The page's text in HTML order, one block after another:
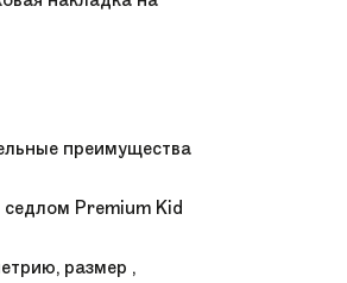
преимущества
седлом Premium Kid
размер ,